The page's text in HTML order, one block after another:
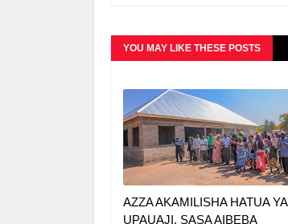
YOU MAY LIKE THESE POSTS
AZZA AKAMILISHA HATUA YA
UPAUAJI, SASA AIBEBA